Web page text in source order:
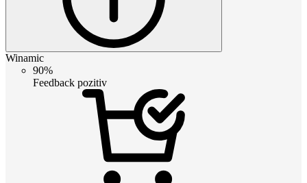
Winamic
90%
Feedback pozitiv